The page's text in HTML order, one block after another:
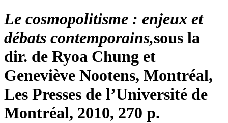
Le cosmopolitisme : enjeux et
débats contemporains,sous la
dir. de Ryoa Chung et
Geneviève Nootens, Montréal,
Les Presses de l’Université de
Montréal, 2010, 270 p.